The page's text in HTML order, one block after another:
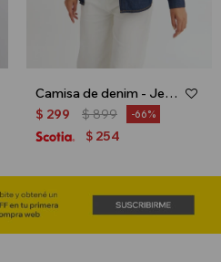
Camisa de denim - Jean medio
$ 299 $899 66
$ 254